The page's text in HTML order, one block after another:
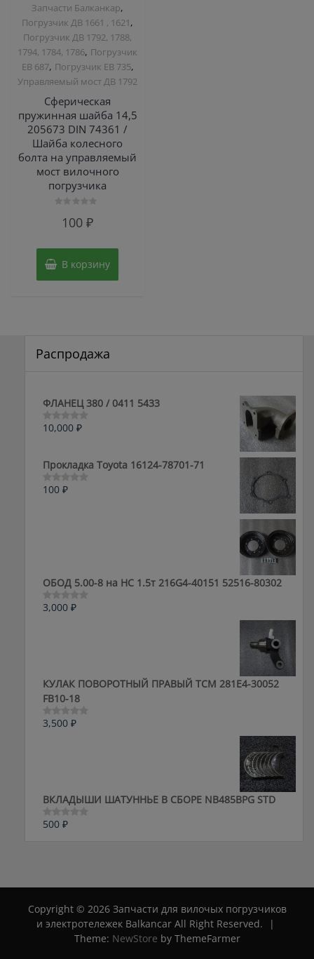
Запчасти Балканкар,
Погрузчик ДВ 1661 , 1621,
Погрузчик ДВ 1792, 1788,
1794, 1784, 1786, Погрузчик
ЕВ 687, Погрузчик ЕВ 735,
Управляемый мост ДВ 1792
Сферическая
пружинная шайба 14,5
205673 DIN 74361 /
Шайба колесного
болта на управляемый
мост вилочного
погрузчика
100₽
В корзину
Распродажа
ФЛАНЕЦ 380 / 0411 5433
Оценка
5
10,000 ₽
Прокладка Toyota 16124-78701-71
Оценка
100 ₽
ОБОД 5.00-8 на HC 1.5т 216G4-40151 52516-80302
Оценка
3,000 ₽
КУЛАК ПОВОРОТНЫЙ ПРАВЫЙ ТСМ 281E4-30052
FB10-18
Оценка
3,500 ₽
ВКЛАДЫШИ ШАТУННЬЕ В СБОРЕ NB485BPG STD
Оценка
500 ₽
Copyright © 2026 Запчасти для вилочых погрузчиков
и электротележек Balkancar All Right Reserved.
|
Theme: NewStore by ThemeFarmer